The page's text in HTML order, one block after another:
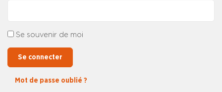
Se souvenir de moi
Se connecter
Mot de passe oublié ?